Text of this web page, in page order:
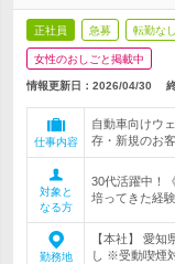
正社員 急募 転勤なし
女性のおしごと掲載中
情報更新日：2026/04/30
仕事内容
自動車向けウ
存・新規のお
対象と
なる方
30代活躍中！
培ってきた経
勤務地
【本社】 愛
し ※受動喫煙